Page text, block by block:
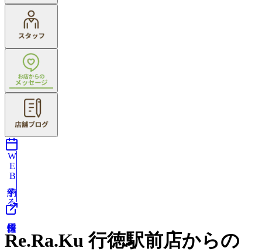
WEB予約する
Re.Ra.Ku 行徳駅前店からの